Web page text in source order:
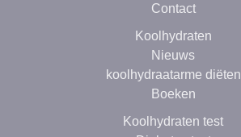
Contact
Koolhydraten
Nieuws
koolhydraatarme diëten
Boeken
Koolhydraten test